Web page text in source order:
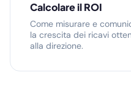
Calcolare il ROI
Come misurare e
la crescita dei ricavi
alla direzione.